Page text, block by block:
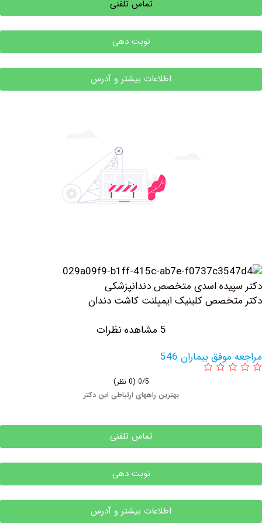
تماس تلفنی
نوبت دهی
اطلاعات بیشتر و آدرس
اسدی متخصص دندانپزشکی
کلینیک ايمپلنت كاشت دندان
بیماران 546
بهترین راههای ارتباطی این دکتر
تماس تلفنی
نوبت دهی
اطلاعات بیشتر و آدرس